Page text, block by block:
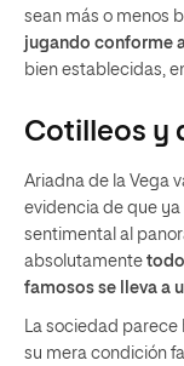
sean más o menos
jugando conforme
bien establecidas,
Cotilleos y
Ariadna de la Vega
evidencia de que
sentimental al
absolutamente
famosos se lleva a
La sociedad
su mera condición